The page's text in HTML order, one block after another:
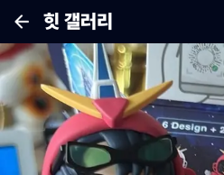
힛 갤러리